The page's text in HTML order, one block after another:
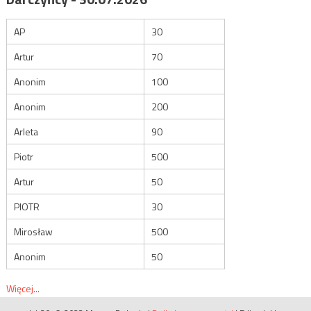
AP
30
Artur
70
Anonim
100
Anonim
200
Arleta
90
Piotr
500
Artur
50
PIOTR
30
Mirosław
500
Anonim
50
Więcej...